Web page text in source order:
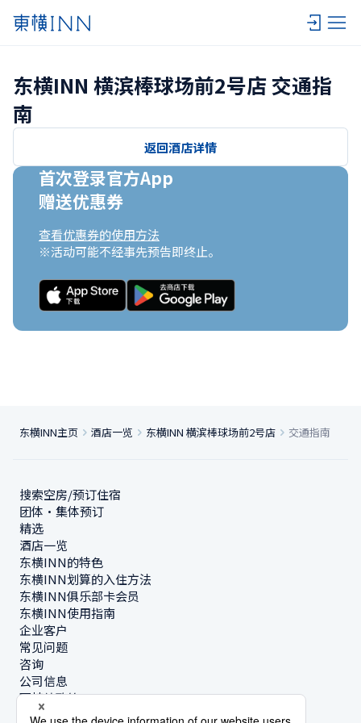
东横INN 横滨棒球场前2号店 交通指
南
返回酒店详情
首次登录官方App
赠送优惠券
查看优惠券的使用方法
※活动可能不经事先预告即终止。
东横INN主页 酒店一览 东横INN 横滨棒球场前2号店 交通指南
搜索空房/预订住宿
团体・集体预订
精选
酒店一览
东横INN的特色
东横INN划算的入住方法
东横INN俱乐部卡会员
东横INN使用指南
企业客户
常见问题
咨询
公司信息
可持续政策